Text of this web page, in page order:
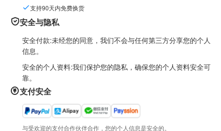
支持90天内免费换货
安全与隐私
安全付款:未经您的同意，我们不会与任何第三方分享您的个人
信息。
安全的个人资料:我们保护您的隐私，确保您的个人资料安全可
靠。
支付安全
与受欢迎的支付合作伙伴合作，您的个人信息是安全的。